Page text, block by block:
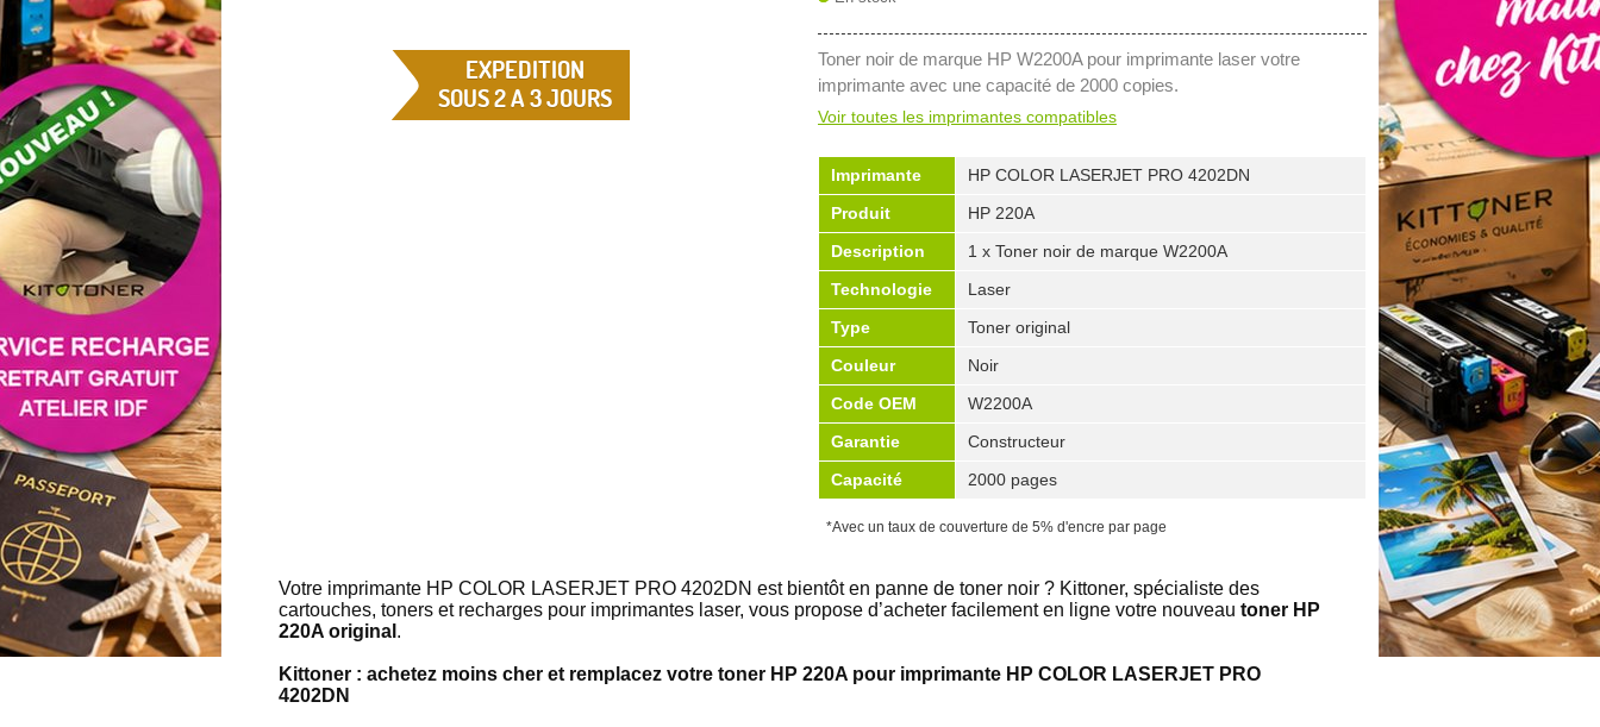
EXPEDITION
SOUS 2 A 3 JOURS
Toner noir de marque HP W2200A pour imprimante laser votre
imprimante avec une capacité de 2000 copies.
Voir toutes les imprimantes compatibles
Imprimante
HP COLOR LASERJET PRO 4202DN
Produit
HP 220A
Description
1 x Toner noir de marque W2200A
Technologie
Laser
Type
Toner original
Couleur
Noir
Code OEM
W2200A
Garantie
Constructeur
Capacité
2000 pages
*Avec un taux de couverture de 5% d'encre par page
Votre imprimante HP COLOR LASERJET PRO 4202DN est bientôt en panne de toner noir ? Kittoner, spécialiste des
cartouches, toners et recharges pour imprimantes laser, vous propose d’acheter facilement en ligne votre nouveau toner HP
220A original .
Kittoner : achetez moins cher et remplacez votre toner HP 220A pour imprimante HP COLOR LASERJET PRO
4202DN